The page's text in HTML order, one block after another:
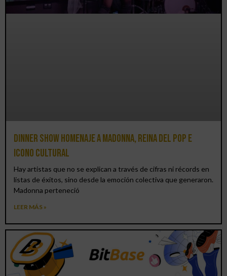
Dinner Show homenaje a Madonna, reina del pop e
icono cultural
Hay artistas que no se explican a través de cifras ni récords en
listas de éxitos, sino desde la emoción colectiva que generaron.
Madonna perteneció
LEER MÁS »